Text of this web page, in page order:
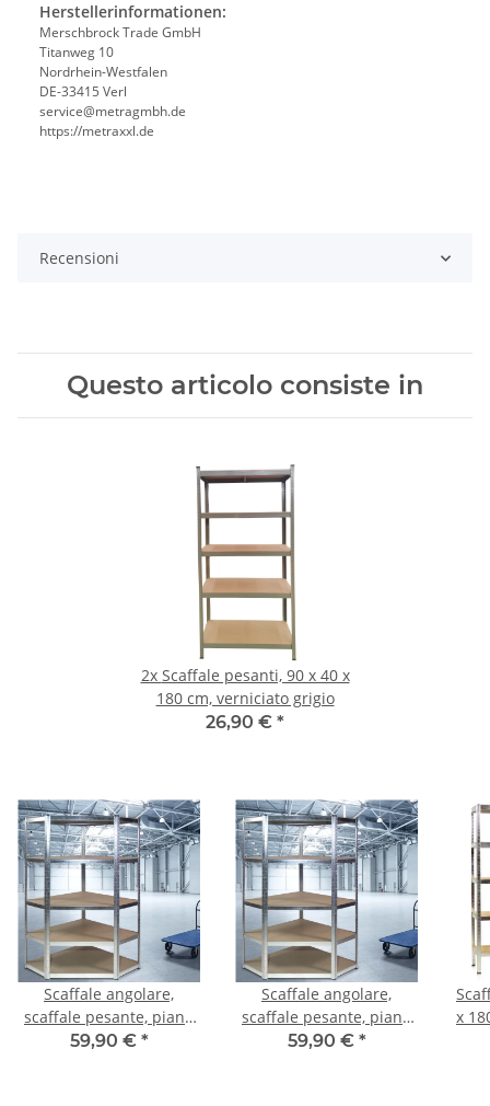
Herstellerinformationen:
Merschbrock Trade GmbH
Titanweg 10
Nordrhein-Westfalen
DE-33415 Verl
service@metragmbh.de
https://metraxxl.de
Recensioni
Questo articolo consiste in
2x Scaffale pesanti, 90 x 40 x
180 cm, verniciato grigio
26,90 € *
Scaffale angolare,
scaffale pesante, piano
in MDF
59,90 € *
Scaffale angolare,
scaffale pesante, piano
in MDF
59,90 € *
x